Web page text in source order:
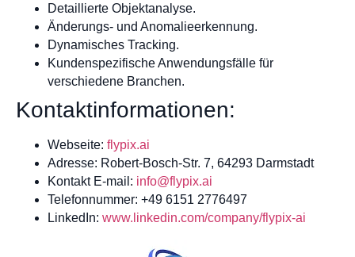
Detaillierte Objektanalyse.
Änderungs- und Anomalieerkennung.
Dynamisches Tracking.
Kundenspezifische Anwendungsfälle für
verschiedene Branchen.
Kontaktinformationen:
Webseite: flypix.ai
Adresse: Robert-Bosch-Str. 7, 64293 Darmstadt
Kontakt E-mail: info@flypix.ai
Telefonnummer: +49 6151 2776497
LinkedIn: www.linkedin.com/company/flypix-ai